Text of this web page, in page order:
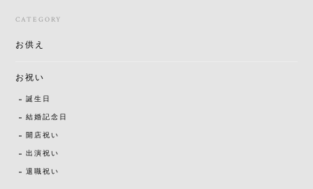
CATEGORY
お供え
お祝い
誕生日
結婚記念日
開店祝い
出演祝い
退職祝い